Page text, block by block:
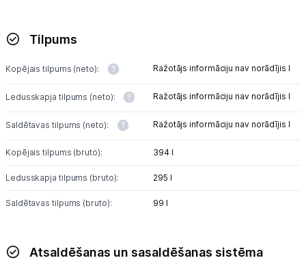
Tilpums
Kopējais tilpums (neto): Ražotājs informāciju nav norādījis l
Ledusskapja tilpums (neto): Ražotājs informāciju nav norādījis l
Saldētavas tilpums (neto): Ražotājs informāciju nav norādījis l
Kopējais tilpums (bruto): 394 l
Ledusskapja tilpums (bruto): 295 l
Saldētavas tilpums (bruto): 99 l
Atsaldēšanas un sasaldēšanas sistēma